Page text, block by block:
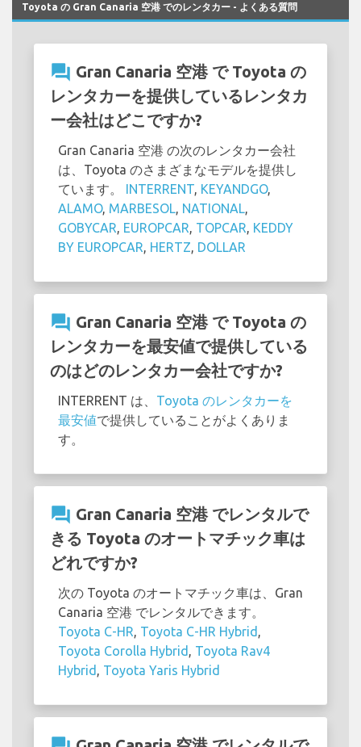
Toyota の Gran Canaria 空港 でのレンタカー - よくある質問
question_answer Gran Canaria 空港 で Toyota の
レンタカーを提供しているレンタカ
ー会社はどこですか?
Gran Canaria 空港 の次のレンタカー会社
は、Toyota のさまざまなモデルを提供し
ています。 INTERRENT KEYANDGO,
ALAMO, MARBESOL NATIONAL
GOBYCAR EUROPCAR TOPCAR KEDDY
BY EUROPCAR HERTZ DOLLAR
question_answer Gran Canaria 空港 で Toyota の
レンタカーを最安値で提供している
のはどのレンタカー会社ですか?
INTERRENT は、 Toyota のレンタカーを
最安値で提供していることがよくありま
す。
question_answer Gran Canaria 空港 でレンタルで
きる Toyota のオートマチック車は
どれですか?
次の Toyota のオートマチック車は、Gran
Canaria 空港 でレンタルできます。
Toyota C-HR Toyota C-HR Hybrid
Toyota Corolla Hybrid
Toyota Rav4
Hybrid
Toyota Yaris Hybrid